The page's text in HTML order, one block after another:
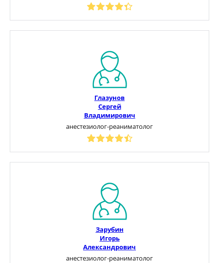
Глазунов
Сергей
Владимирович
анестезиолог-реаниматолог
Зарубин
Игорь
Александрович
анестезиолог-реаниматолог